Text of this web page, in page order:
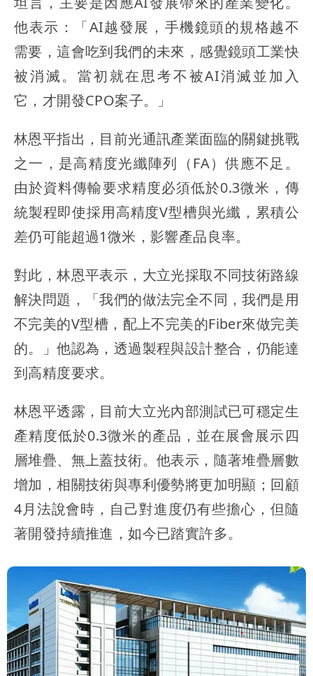
他表示：「AI越發展，手機鏡頭的規格越不
需要，這會吃到我們的未來，感覺鏡頭工業快
被消滅。當初就在思考不被AI消滅並加入
它，才開發CPO案子。」
林恩平指出，目前光通訊產業面臨的關鍵挑戰
之一，是高精度光纖陣列（FA）供應不足。
由於資料傳輸要求精度必須低於0.3微米，傳
統製程即使採用高精度V型槽與光纖，累積公
差仍可能超過1微米，影響產品良率。
對此，林恩平表示，大立光採取不同技術路線
解決問題，「我們的做法完全不同，我們是用
不完美的V型槽，配上不完美的Fiber來做完美
的。」他認為，透過製程與設計整合，仍能達
到高精度要求。
林恩平透露，目前大立光內部測試已可穩定生
產精度低於0.3微米的產品，並在展會展示四
層堆疊、無上蓋技術。他表示，隨著堆疊層數
增加，相關技術與專利優勢將更加明顯；回顧
4月法說會時，自己對進度仍有些擔心，但隨
著開發持續推進，如今已踏實許多。